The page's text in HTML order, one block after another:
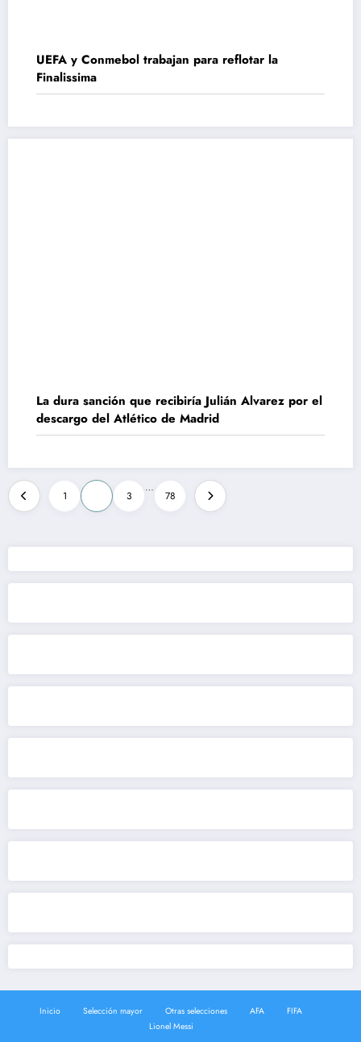
UEFA y Conmebol trabajan para reflotar la
Finalissima
La dura sanción que recibiría Julián Alvarez por el
descargo del Atlético de Madrid
Paginación
de
entradas
1 3
…
78
Inicio Selección mayor Otras selecciones AFA
FIFA
Lionel Messi